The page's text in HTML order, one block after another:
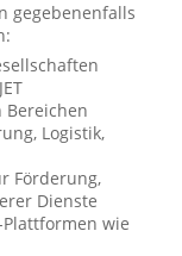
gegebenenfalls
Logistik,
Förderung,
Dienste
wie